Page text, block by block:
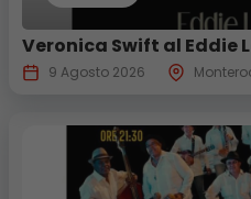
Veronica Swift al Eddie
9 Agosto 2026